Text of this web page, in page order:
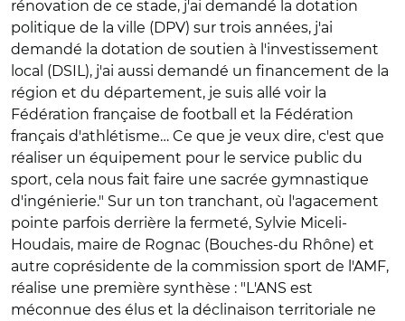
rénovation de ce stade, j'ai demandé la dotation
politique de la ville (DPV) sur trois années, j'ai
demandé la dotation de soutien à l'investissement
local (DSIL), j'ai aussi demandé un financement de la
région et du département, je suis allé voir la
Fédération française de football et la Fédération
français d'athlétisme… Ce que je veux dire, c'est que
réaliser un équipement pour le service public du
sport, cela nous fait faire une sacrée gymnastique
d'ingénierie." Sur un ton tranchant, où l'agacement
pointe parfois derrière la fermeté, Sylvie Miceli-
Houdais, maire de Rognac (Bouches-du Rhône) et
autre coprésidente de la commission sport de l'AMF,
réalise une première synthèse : "L'ANS est
méconnue des élus et la déclinaison territoriale ne